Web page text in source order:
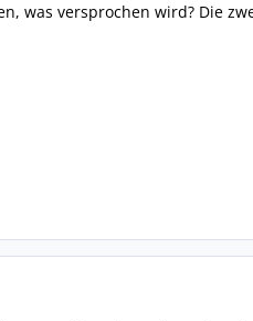
was versprochen wird? Die